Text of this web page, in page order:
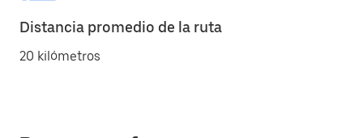
Distancia promedio de la ruta
20 kilómetros